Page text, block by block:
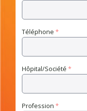
Téléphone *
Hôpital/Société *
Profession *